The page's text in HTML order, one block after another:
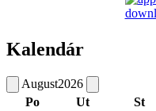
Kalendár
August2026
Po
Ut St